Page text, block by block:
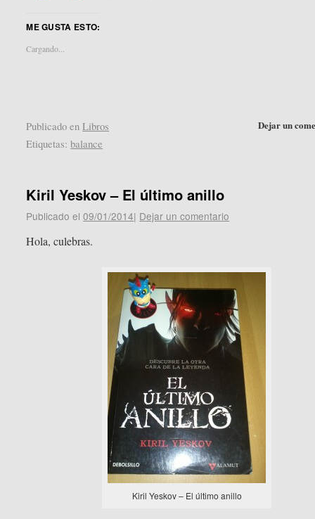
Twitter
abre
en
Pocket
ME GUSTA ESTO:
Cargando...
Dejar un
Publicado en Libros
Etiquetas: balance
Kiril Yeskov – El último anillo
Publicado el 09/01/2014| Dejar un comentario
Hola, culebras.
Kiril Yeskov – El último anillo